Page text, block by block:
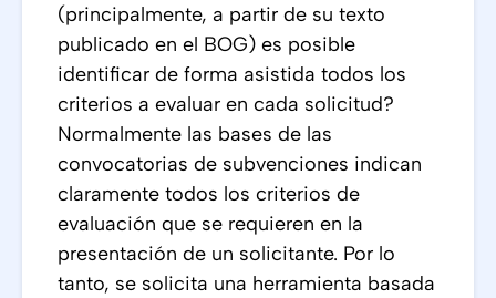
(principalmente, a partir de su texto
publicado en el BOG) es posible
identificar de forma asistida todos los
criterios a evaluar en cada solicitud?
Normalmente las bases de las
convocatorias de subvenciones indican
claramente todos los criterios de
evaluación que se requieren en la
presentación de un solicitante. Por lo
tanto, se solicita una herramienta basada